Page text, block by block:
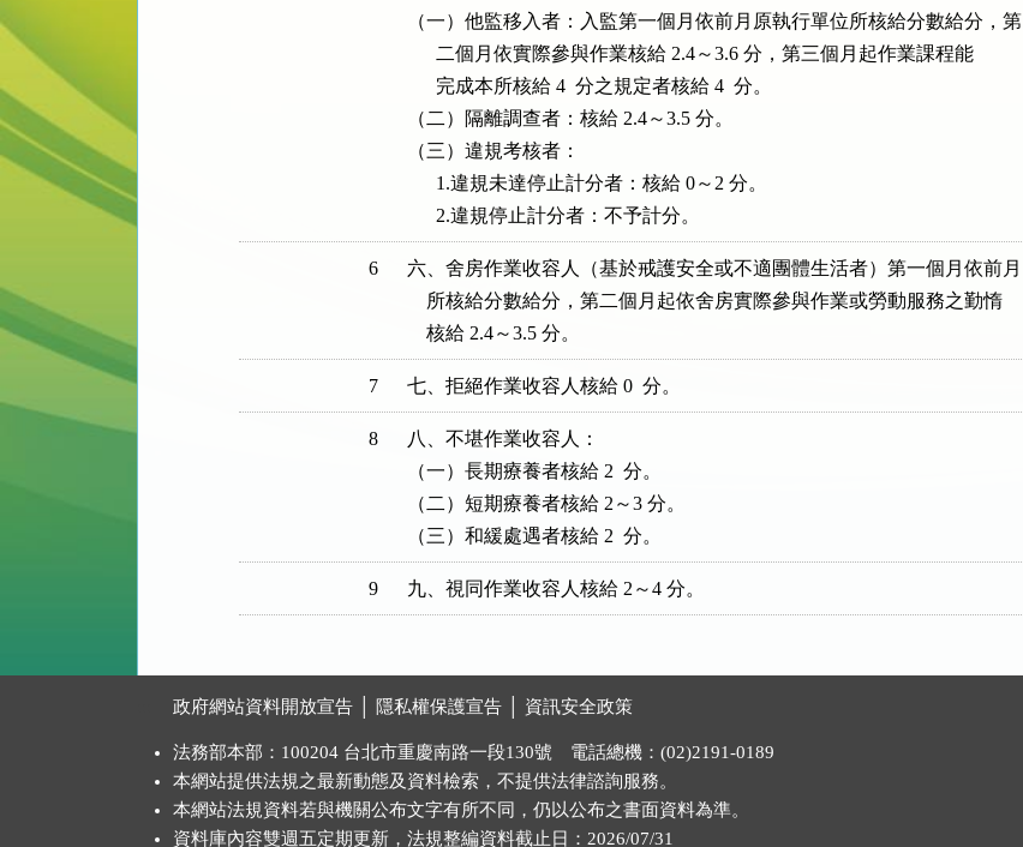
（一）他監移入者：入監第一個月依前月原執行單位所核給分數給分，第
      二個月依實際參與作業核給 2.4～3.6 分，第三個月起作業課程能
      完成本所核給 4  分之規定者核給 4  分。
（二）隔離調查者：核給 2.4～3.5 分。
（三）違規考核者：
      1.違規未達停止計分者：核給 0～2 分。
      2.違規停止計分者：不予計分。
6
六、舍房作業收容人（基於戒護安全或不適團體生活者）第一個月依前月
    所核給分數給分，第二個月起依舍房實際參與作業或勞動服務之勤惰
    核給 2.4～3.5 分。
7 七、拒絕作業收容人核給 0  分。
8
八、不堪作業收容人：
（一）長期療養者核給 2  分。
（二）短期療養者核給 2～3 分。
（三）和緩處遇者核給 2  分。
9 九、視同作業收容人核給 2～4 分。
政府網站資料開放宣告 隱私權保護宣告 資訊安全政策
法務部本部：100204 台北市重慶南路一段130號 電話總機：(02)2191-0189
本網站提供法規之最新動態及資料檢索，不提供法律諮詢服務。
本網站法規資料若與機關公布文字有所不同，仍以公布之書面資料為準。
資料庫內容雙週五定期更新，法規整編資料截止日：2026/07/31